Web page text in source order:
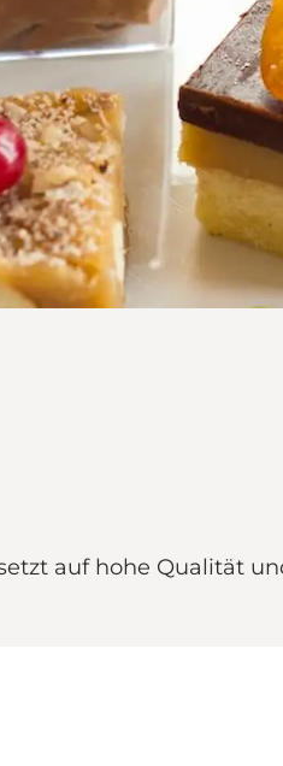
auf hohe Qualität